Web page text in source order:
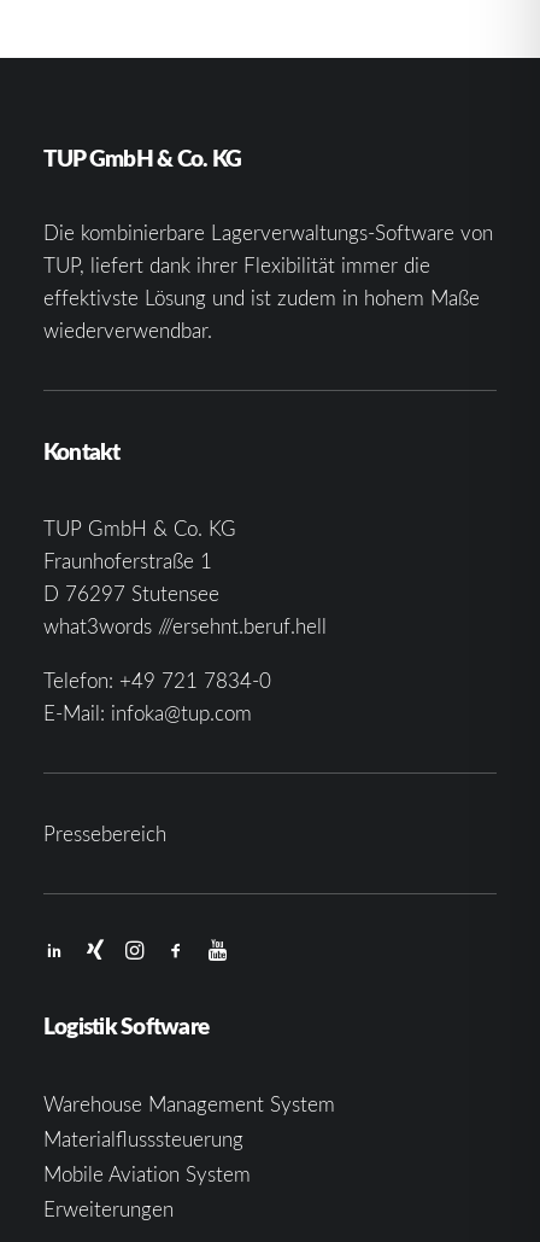
TUP GmbH & Co. KG
Die kombinierbare Lagerverwaltungs-Software von
TUP, liefert dank ihrer Flexibilität immer die
effektivste Lösung und ist zudem in hohem Maße
wiederverwendbar.
Kontakt
TUP GmbH & Co. KG
Fraunhoferstraße 1
D 76297 Stutensee
what3words ///ersehnt.beruf.hell
Telefon: +49 721 7834-0
E-Mail: infoka@tup.com
Pressebereich
Logistik Software
Warehouse Management System
Materialflusssteuerung
Mobile Aviation System
Erweiterungen